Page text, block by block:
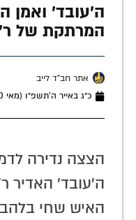
ה'עובד' ואמן
המרתקת של ר'
אתר חב"ד לייב
כ״ג באייר ה׳תשפ״ו (מאי 10, 2026)
הצצה נדירה
ה'עובד' האדיר
האיש שחי